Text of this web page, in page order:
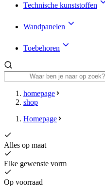
Technische kunststoffen
Wandpanelen
Toebehoren
homepage
shop
Homepage
Alles op maat
Elke gewenste vorm
Op voorraad